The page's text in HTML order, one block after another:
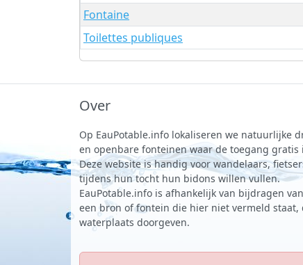
Fontaine
Toilettes publiques
Over
Op EauPotable.info lokaliseren we natuurlijke
en openbare fonteinen waar de toegang gratis
Deze website is handig voor wandelaars,
tijdens hun tocht hun bidons willen vullen.
EauPotable.info is afhankelijk van bijdragen
een bron of fontein die hier niet vermeld staat,
waterplaats doorgeven.